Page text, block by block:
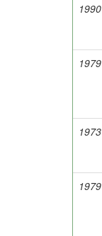
1990
1979
1973
1979